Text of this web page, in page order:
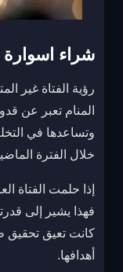
شراء اسوارة
رؤية الفتاة غير
المنام تعبر عن
وتساعدها في
خلال الفترة
إذا حلمت الفتاة
فهذا يشير إلى
كانت تعيق تحقيق
أهدافها.